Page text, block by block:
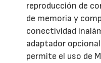
reproducción de
de memoria y
conectividad
adaptador
permite el uso de